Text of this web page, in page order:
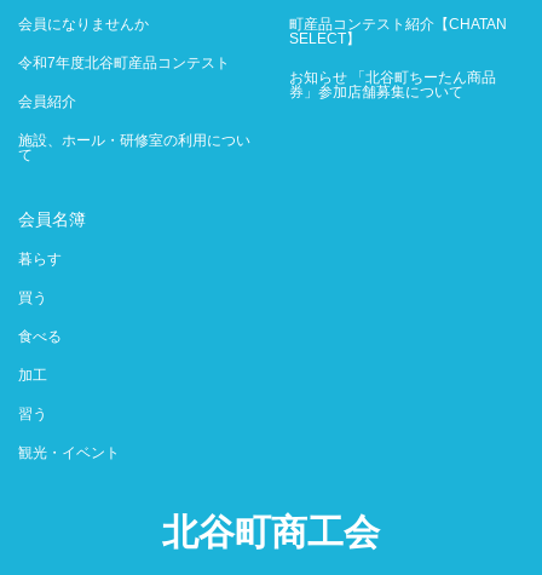
会員になりませんか
令和7年度北谷町産品コンテスト
会員紹介
施設、ホール・研修室の利用につい
て
町産品コンテスト紹介【CHATAN
SELECT】
お知らせ 「北谷町ちーたん商品
券」参加店舗募集について
会員名簿
暮らす
買う
食べる
加工
習う
観光・イベント
北谷町商工会